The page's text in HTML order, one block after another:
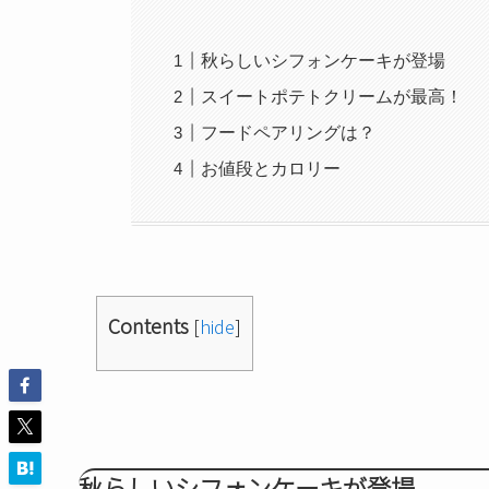
秋らしいシフォンケーキが登場
スイートポテトクリームが最高！
フードペアリングは？
お値段とカロリー
Contents [hide]